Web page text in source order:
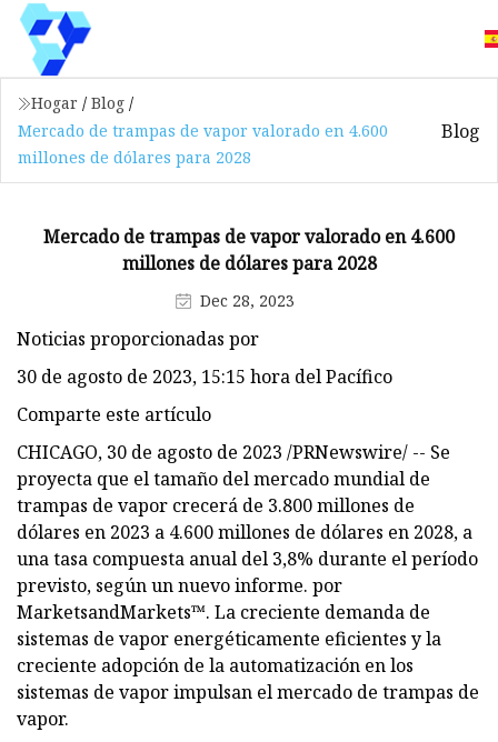
Hogar / Blog /
Mercado de trampas de vapor valorado en 4.600
millones de dólares para 2028
Blog
Mercado de trampas de vapor valorado en 4.600
millones de dólares para 2028
Dec 28, 2023
Noticias proporcionadas por
30 de agosto de 2023, 15:15 hora del Pacífico
Comparte este artículo
CHICAGO, 30 de agosto de 2023 /PRNewswire/ -- Se
proyecta que el tamaño del mercado mundial de
trampas de vapor crecerá de 3.800 millones de
dólares en 2023 a 4.600 millones de dólares en 2028, a
una tasa compuesta anual del 3,8% durante el período
previsto, según un nuevo informe. por
MarketsandMarkets™. La creciente demanda de
sistemas de vapor energéticamente eficientes y la
creciente adopción de la automatización en los
sistemas de vapor impulsan el mercado de trampas de
vapor.